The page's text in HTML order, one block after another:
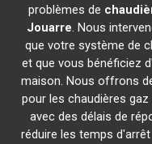
problèmes de
Jouarre. Nous
que votre système de
et que vous bénéficiez
maison. Nous offrons
pour les chaudières gaz
avec des délais de
réduire les temps